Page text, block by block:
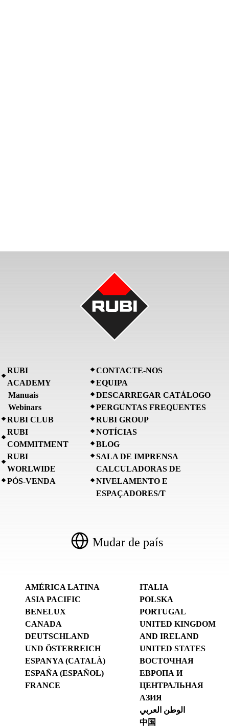
RUBI
ACADEMY
Manuais
Webinars
RUBI CLUB
RUBI
COMMITMENT
RUBI
WORLWIDE
PÓS-VENDA
CONTACTE-NOS
EQUIPA
DESCARREGAR CATÁLOGO
PERGUNTAS FREQUENTES
RUBI GROUP
NOTÍCIAS
BLOG
SALA DE IMPRENSA
CALCULADORAS DE
NIVELAMENTO E
ESPAÇADORES/T
Mudar de país
AMÉRICA LATINA
ASIA PACIFIC
BENELUX
CANADA
DEUTSCHLAND
UND ÖSTERREICH
ESPANYA (CATALÀ)
ESPAÑA (ESPAÑOL)
FRANCE
ITALIA
POLSKA
PORTUGAL
UNITED KINGDOM
AND IRELAND
UNITED STATES
ВОСТОЧНАЯ
ЕВРОПА И
ЦЕНТРАЛЬНАЯ
АЗИЯ
الوطن العربي
中国